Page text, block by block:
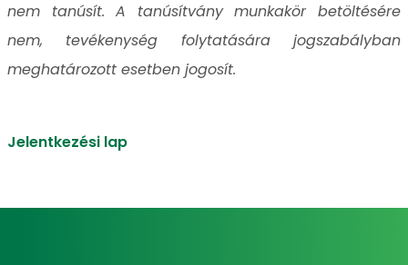
nem tanúsít. A tanúsítvány munkakör betöltésére
nem, tevékenység folytatására jogszabályban
meghatározott esetben jogosít.
Jelentkezési lap